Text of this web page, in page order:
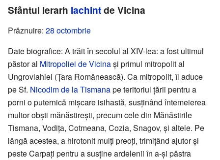
Sfântul Ierarh Iachintde Vicina
Prăznuire: 28 octombrie
Date biografice: A trăit în secolul al XIV-lea: a fost ultimul
păstor al Mitropoliei de Vicinași primul mitropolit al
Ungrovlahiei (Țara Românească). Ca mitropolit, îl aduce
pe Sf. Nicodim de la Tismanape teritoriul țării pentru a
porni o puternică mișcare isihastă, susținând întemeierea
multor obști mănăstirești, precum cele din Mănăstirile
Tismana, Vodița, Cotmeana, Cozia, Snagov, și altele. Pe
lângă acestea, a hirotonit mulți preoți, trimițând ajutor și
peste Carpați pentru a susține ardelenii în a-și păstra